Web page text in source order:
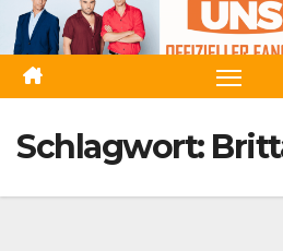
Zum
Inhalt
springen
Schlagwort: